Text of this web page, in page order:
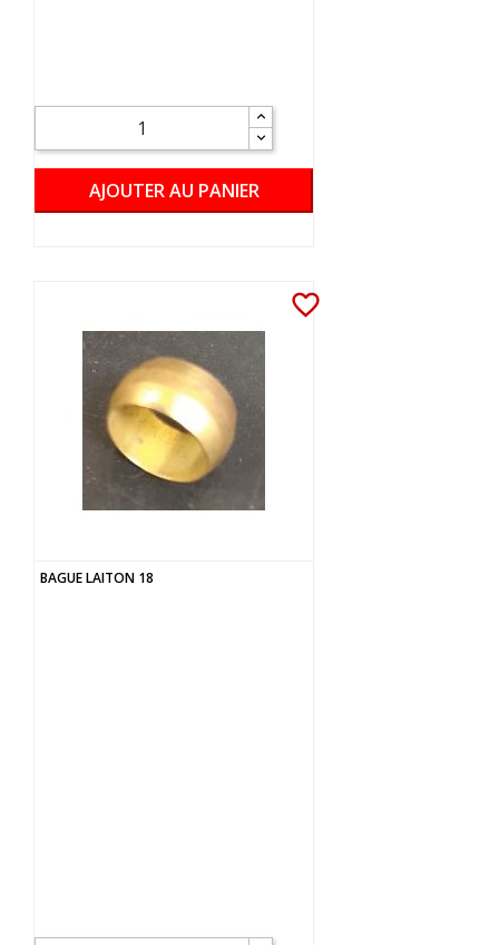
AJOUTER AU PANIER
favorite_border
BAGUE LAITON 18